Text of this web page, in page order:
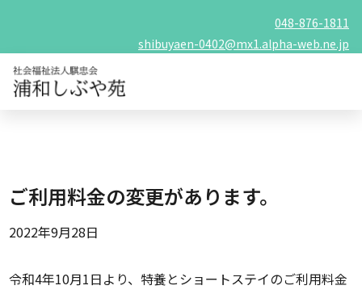
048-876-1811
shibuyaen-0402@mx1.alpha-web.ne.jp
ご利用料金の変更があります。
2022年9月28日
令和4年10月1日より、特養とショートステイのご利用料金